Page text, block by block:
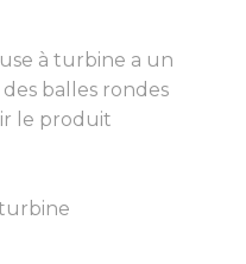
à turbine a un
balles rondes
le produit